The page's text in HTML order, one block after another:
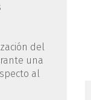
del
una
al